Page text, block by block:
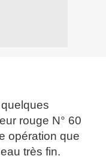
rouge N° 60
opération que
très fin.